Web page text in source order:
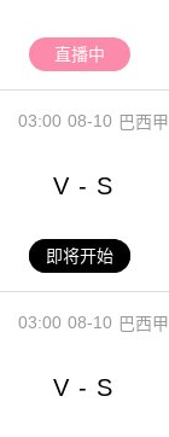
直播中
08-10
03:00 巴西甲
V - S
即将开始
08-10
03:00 巴西甲
V - S